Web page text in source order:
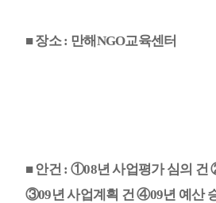
■ 장소 : 만해NGO교육센터
■ 안건 : ①08년 사업평가 심의 건
③09년 사업계획 건 ④09년 예산